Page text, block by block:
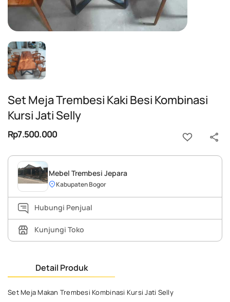
Set Meja Trembesi Kaki Besi Kombinasi
Kursi Jati Selly
Rp7.500.000
Mebel Trembesi Jepara
Kabupaten Bogor
Hubungi Penjual
Kunjungi Toko
Detail Produk
Set Meja Makan Trembesi Kombinasi Kursi Jati Selly